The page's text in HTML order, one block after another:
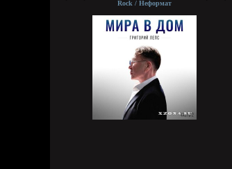
Rock / Неформат